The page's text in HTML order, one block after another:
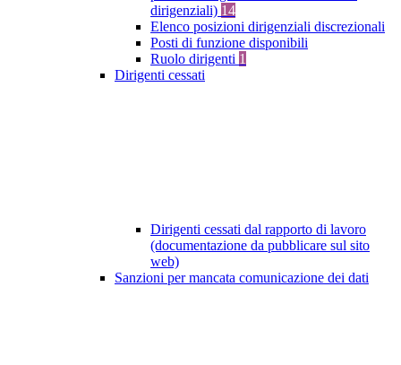
dirigenziali) 14
Elenco posizioni dirigenziali discrezionali
Posti di funzione disponibili
Ruolo dirigenti 1
Dirigenti cessati
Dirigenti cessati dal rapporto di lavoro
(documentazione da pubblicare sul sito
web)
Sanzioni per mancata comunicazione dei dati